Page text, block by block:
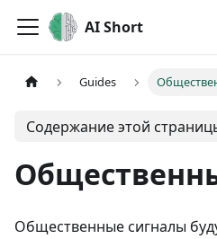
AI Short
Guides
Содержание этой
Общественные сигналы